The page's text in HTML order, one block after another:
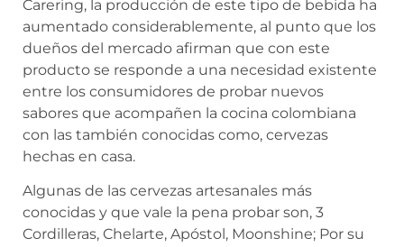
Carering, la producción de este tipo de bebida ha
aumentado considerablemente, al punto que los
dueños del mercado afirman que con este
producto se responde a una necesidad existente
entre los consumidores de probar nuevos
sabores que acompañen la cocina colombiana
con las también conocidas como, cervezas
hechas en casa.
Algunas de las cervezas artesanales más
conocidas y que vale la pena probar son, 3
Cordilleras, Chelarte, Apóstol, Moonshine; Por su